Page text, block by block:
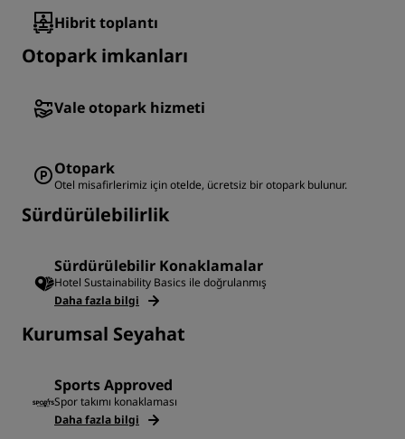
Hibrit toplantı
Otopark imkanları
Vale otopark hizmeti
Otopark
Otel misafirlerimiz için otelde, ücretsiz bir otopark bulunur.
Sürdürülebilirlik
Sürdürülebilir Konaklamalar
Hotel Sustainability Basics ile doğrulanmış
Daha fazla bilgi
Kurumsal Seyahat
Sports Approved
Spor takımı konaklaması
Daha fazla bilgi